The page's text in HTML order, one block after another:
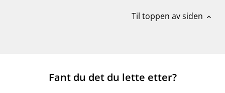
Til toppen av siden expand_less
Fant du det du lette etter?